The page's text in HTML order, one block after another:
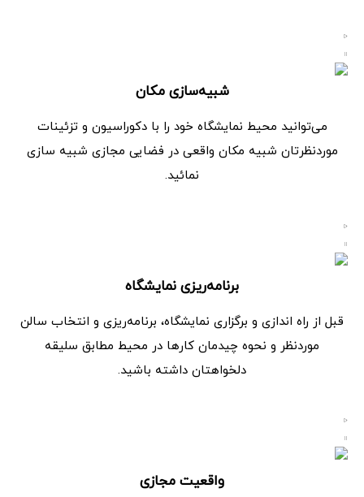
شبیه‌سازی مکان
می‌توانید محیط نمایشگاه خود را با دکوراسیون و تزئینات
موردنظرتان شبیه مکان واقعی در فضایی مجازی شبیه سازی
نمائید.
برنامه‌ریزی نمایشگاه
قبل از راه اندازی و برگزاری نمایشگاه، برنامه‌ریزی و انتخاب سالن
موردنظر و نحوه چیدمان کارها در محیط مطابق سلیقه
دلخواهتان داشته باشید.
واقعیت مجازی